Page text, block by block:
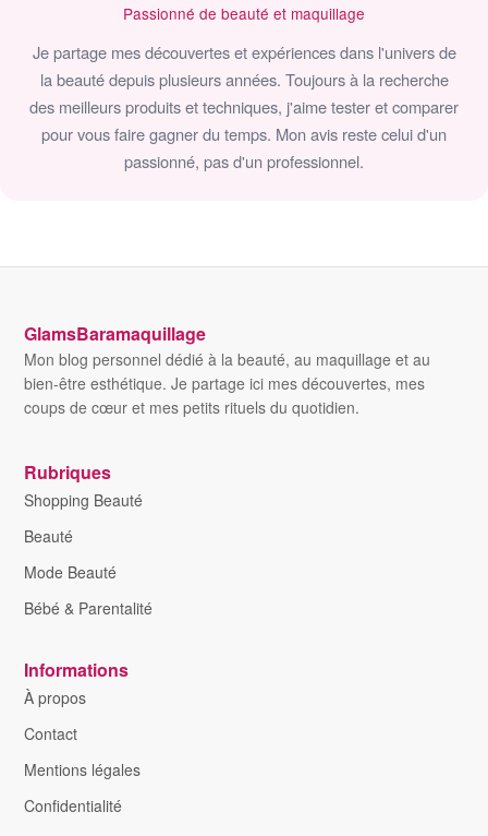
Passionné de beauté et maquillage
Je partage mes découvertes et expériences dans l'univers de
la beauté depuis plusieurs années. Toujours à la recherche
des meilleurs produits et techniques, j'aime tester et comparer
pour vous faire gagner du temps. Mon avis reste celui d'un
passionné, pas d'un professionnel.
GlamsBaramaquillage
Mon blog personnel dédié à la beauté, au maquillage et au
bien-être esthétique. Je partage ici mes découvertes, mes
coups de cœur et mes petits rituels du quotidien.
Rubriques
Shopping Beauté
Beauté
Mode Beauté
Bébé & Parentalité
Informations
À propos
Contact
Mentions légales
Confidentialité